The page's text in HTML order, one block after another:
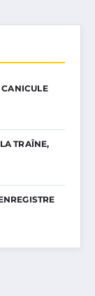
CANICULE
TRAÎNE,